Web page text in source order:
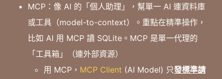
MCP：像 AI 的「個人助理」，幫單一 AI 連資料庫
或工具（model-to-context）。重點在精準操作，
比如 AI 用 MCP 讀 SQLite。MCP 是單一代理的
「工具箱」（連外部資源）
用 MCP， MCP Client (AI Model) 只發標準請